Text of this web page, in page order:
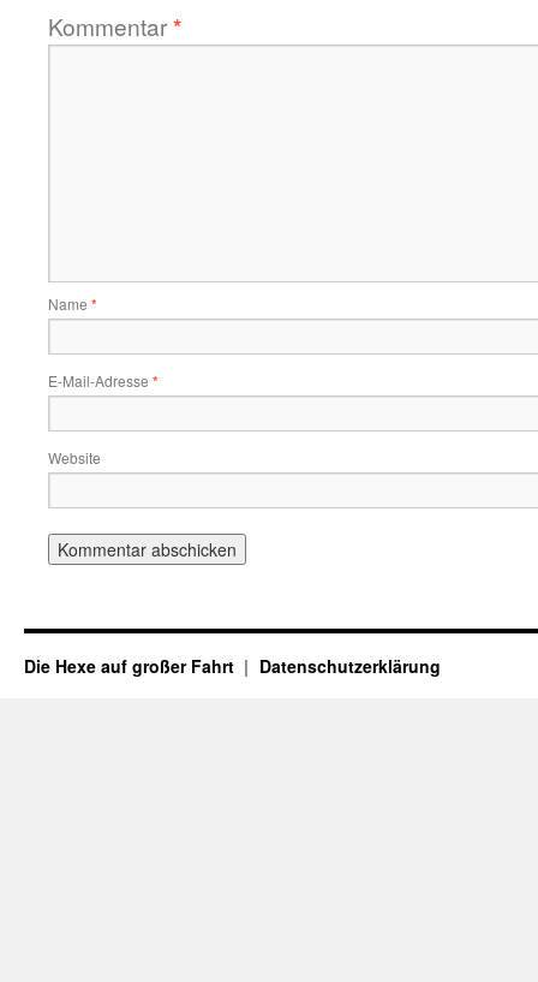
Kommentar*
Name *
E-Mail-Adresse *
Website
Die Hexe auf großer Fahrt Datenschutzerklärung